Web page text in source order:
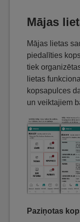
Mājas
Mājas lietas
piedalīties
tiek
lietas
kopsapulces
un veiktajiem
Paziņotas